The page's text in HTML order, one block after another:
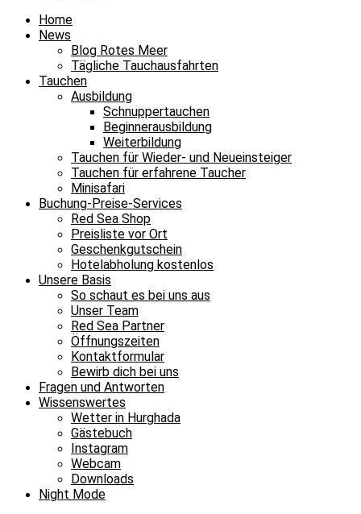
Home
News
Blog Rotes Meer
Tägliche Tauchausfahrten
Tauchen
Ausbildung
Schnuppertauchen
Beginnerausbildung
Weiterbildung
Tauchen für Wieder- und Neueinsteiger
Tauchen für erfahrene Taucher
Minisafari
Buchung-Preise-Services
Red Sea Shop
Preisliste vor Ort
Geschenkgutschein
Hotelabholung kostenlos
Unsere Basis
So schaut es bei uns aus
Unser Team
Red Sea Partner
Öffnungszeiten
Kontaktformular
Bewirb dich bei uns
Fragen und Antworten
Wissenswertes
Wetter in Hurghada
Gästebuch
Instagram
Webcam
Downloads
Night Mode